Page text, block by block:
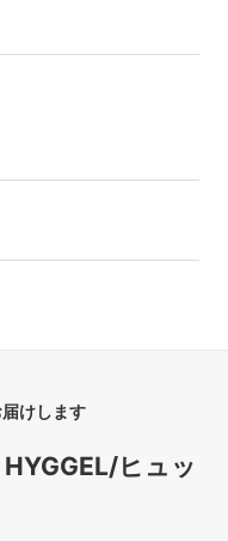
けします
ヒュッ